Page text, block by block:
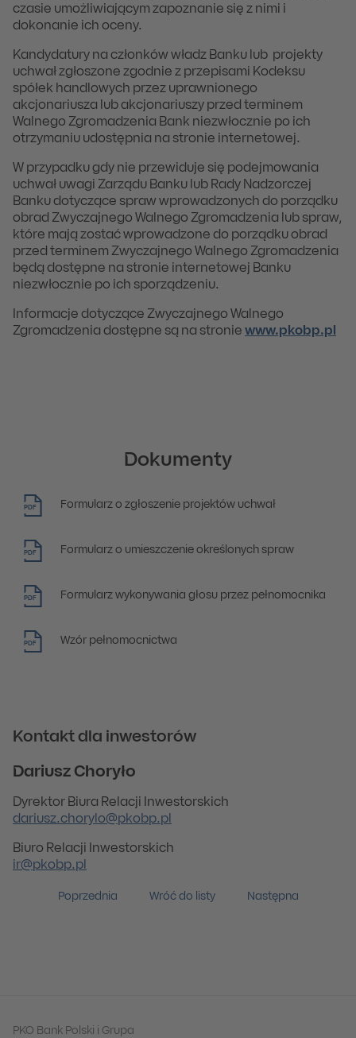
czasie umożliwiającym zapoznanie się z nimi i
dokonanie ich oceny.
Kandydatury na członków władz Banku lub projekty
uchwał zgłoszone zgodnie z przepisami Kodeksu
spółek handlowych przez uprawnionego
akcjonariusza lub akcjonariuszy przed terminem
Walnego Zgromadzenia Bank niezwłocznie po ich
otrzymaniu udostępnia na stronie internetowej.
W przypadku gdy nie przewiduje się podejmowania
uchwał uwagi Zarządu Banku lub Rady Nadzorczej
Banku dotyczące spraw wprowadzonych do porządku
obrad Zwyczajnego Walnego Zgromadzenia lub spraw,
które mają zostać wprowadzone do porządku obrad
przed terminem Zwyczajnego Walnego Zgromadzenia
będą dostępne na stronie internetowej Banku
niezwłocznie po ich sporządzeniu.
Informacje dotyczące Zwyczajnego Walnego
Zgromadzenia dostępne są na stronie www.pkobp.pl
Dokumenty
PDF Formularz o zgłoszenie projektów uchwał
PDF Formularz o umieszczenie określonych spraw
PDF Formularz wykonywania głosu przez pełnomocnika
PDF Wzór pełnomocnictwa
Kontakt dla inwestorów
Dariusz Choryło
Dyrektor Biura Relacji Inwestorskich
dariusz.chorylo@pkobp.pl
Biuro Relacji Inwestorskich
ir@pkobp.pl
Poprzednia Wróć do listy Następna
PKO Bank Polski i Grupa